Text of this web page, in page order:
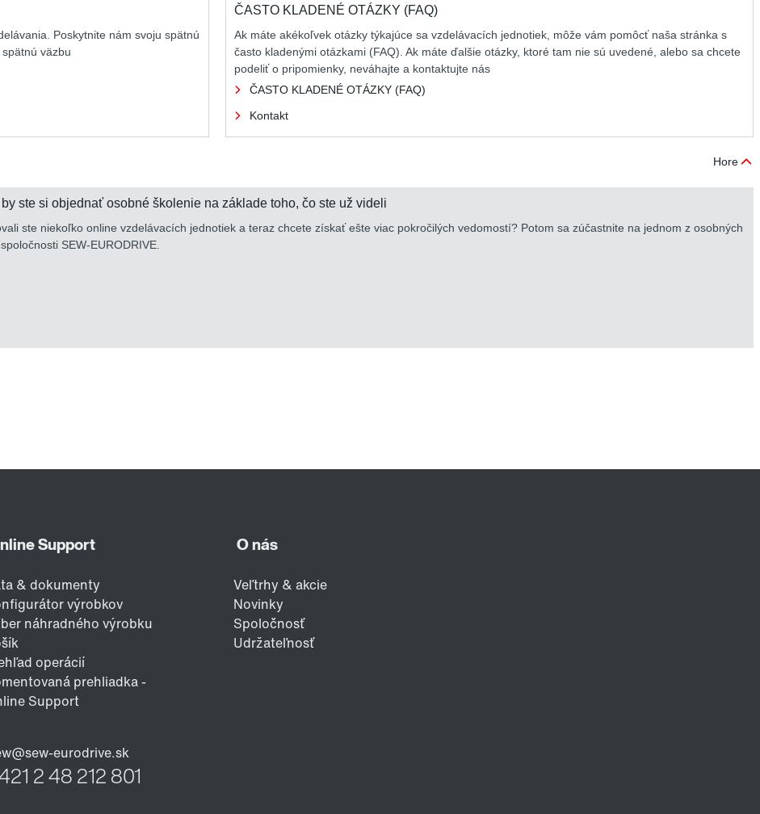
Poskytnite nám svoju spätnú
väzbu
ČASTO KLADENÉ OTÁZKY (FAQ)
Ak máte akékoľvek otázky týkajúce sa vzdelávacích jednotiek, môže vám pomôcť naša stránka s
často kladenými otázkami (FAQ). Ak máte ďalšie otázky, ktoré tam nie sú uvedené, alebo sa chcete
podeliť o pripomienky, neváhajte a kontaktujte nás
ČASTO KLADENÉ OTÁZKY (FAQ)
Kontakt
Hore
ste si objednať osobné školenie na základe toho, čo ste už videli
ste niekoľko online vzdelávacích jednotiek a teraz chcete získať ešte viac pokročilých vedomostí? Potom sa zúčastnite na jednom z osobných
SEW-EURODRIVE.